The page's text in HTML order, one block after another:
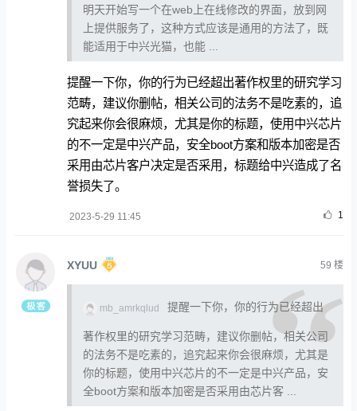
明天开始写一个在web上在线修改的界面，放到网
上提供服务了，这种方式应该是通用的方法了，既
能适用于中兴光猫，也能 ...
提醒一下你，你的行为已经超出著作权里的研究学习
范畴，建议你删帖，相关公司的法务不是吃素的，追
究起来你会很麻烦，尤其是你的标题，使用中兴芯片
的不一定是中兴产品，安全boot方案和版本加密是否
采用由芯片客户决定是否采用，标题给中兴造成了名
誉损失了。
2023-5-29 11:45 1
XYUU 59 楼
mb_amrkqlud 提醒一下你，你的行为已经超出
著作权里的研究学习范畴，建议你删帖，相关公司
的法务不是吃素的，追究起来你会很麻烦，尤其是
你的标题，使用中兴芯片的不一定是中兴产品，安
全boot方案和版本加密是否采用由芯片客 ...